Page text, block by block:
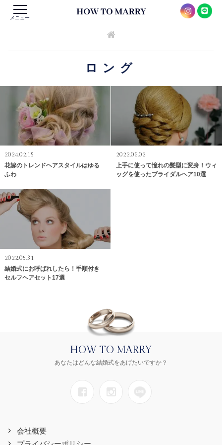
メニュー
ロング
2024.02.15
花嫁のトレンドヘアスタイルはゆる
ふわ
2022.06.02
上手に使って憧れの髪型に変身！ウィ
ッグを使ったブライダルヘア10選
2022.05.31
結婚式にお呼ばれしたら！手順付き
セルフヘアセット17選
HOW TO MARRY
あなたはどんな結婚式をあげたいですか？
会社概要